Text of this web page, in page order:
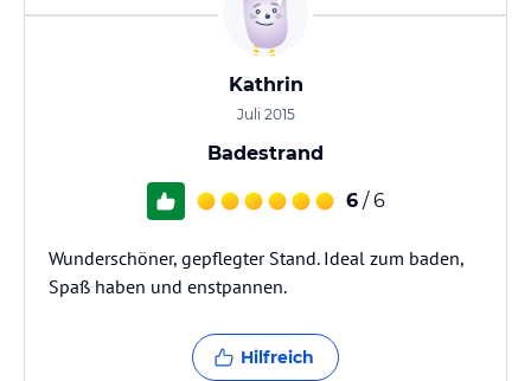
Kathrin
Juli 2015
Badestrand
6 / 6
Wunderschöner, gepflegter Stand. Ideal zum baden,
Spaß haben und enstpannen.
Hilfreich